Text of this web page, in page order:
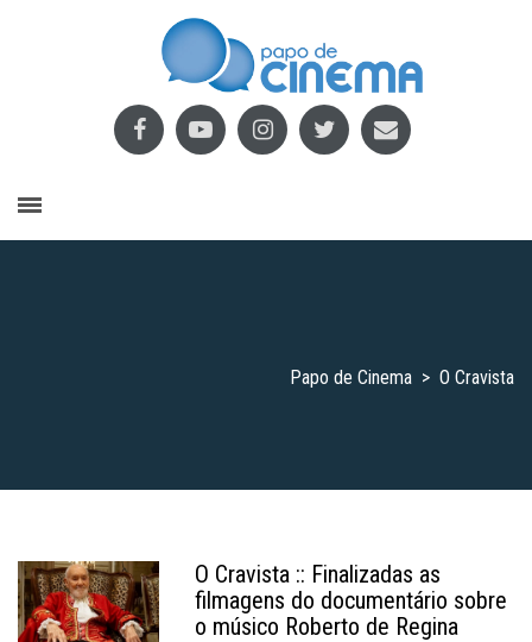
Papo de Cinema > O Cravista
O Cravista :: Finalizadas as
filmagens do documentário sobre
o músico Roberto de Regina